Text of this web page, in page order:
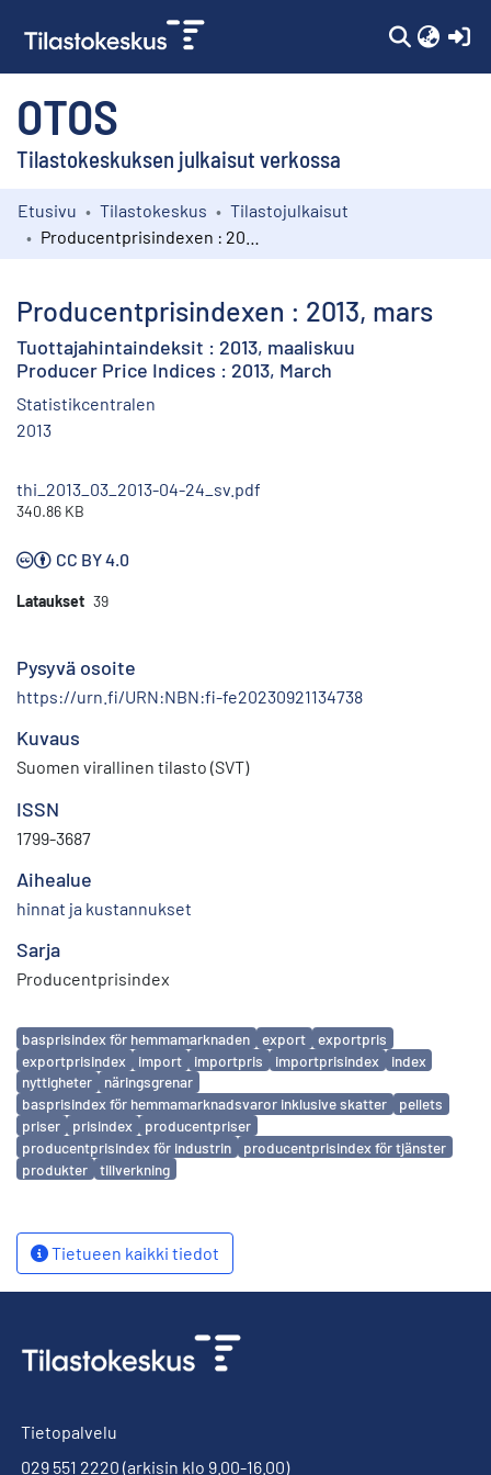
OTOS
Tilastokeskuksen julkaisut verkossa
Kokoelmat
Etusivu Tilastokeskus
Tilastojulkaisut
Producentprisindexen : 2013, mars
Tuottajahintaindeksit : 2013, maaliskuu
Producer Price Indices : 2013, March
Statistikcentralen
2013
thi_2013_03_2013-04-24_sv.pdf
340.86 KB
CC BY 4.0
Lataukset 39
Pysyvä osoite
https://urn.fi/URN:NBN:fi-fe20230921134738
Kuvaus
Suomen virallinen tilasto (SVT)
ISSN
1799-3687
Aihealue
hinnat ja kustannukset
Sarja
Producentprisindex
Avainsanat
basprisindex för hemmamarknaden export
exportpris
exportprisindex
import importpris importprisindex
index
nyttigheter
näringsgrenar
basprisindex för hemmamarknadsvaror inklusive skatter
pellets
priser
prisindex
producentpriser
producentprisindex för industrin
producentprisindex för tjänster
produkter
tillverkning
Tietueen kaikki tiedot
Tietopalvelu
029 551 2220 (arkisin klo 9.00-16.00)